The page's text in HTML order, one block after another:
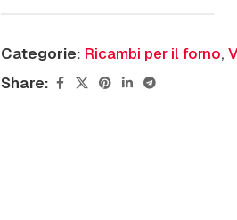
Categorie: Ricambi per il forno,
Share: